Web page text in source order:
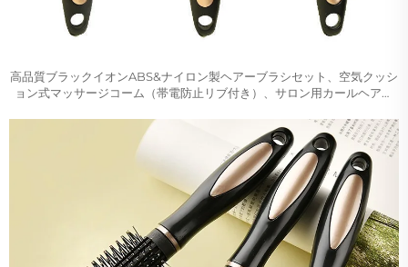
高品質ブラックイオンABS&ナイロン製ヘアーブラシセット、空気クッシ
ョン式マッサージコーム（帯電防止リブ付き）、サロン用カールヘアー